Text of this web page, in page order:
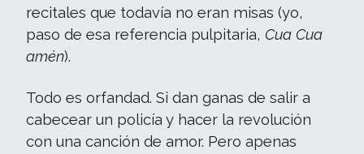
recitales que todavía no eran misas (yo,
paso de esa referencia pulpitaria, Cua Cua
amén).
Todo es orfandad. Si dan ganas de salir a
cabecear un policía y hacer la revolución
con una canción de amor. Pero apenas